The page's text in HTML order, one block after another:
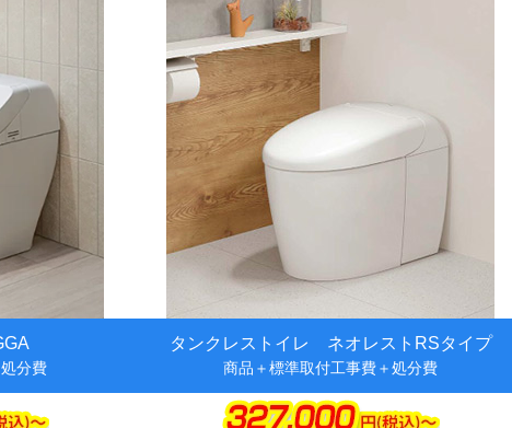
分費
タンクレストイレ ネオレストRSタイプ
商品＋標準取付工事費＋処分費